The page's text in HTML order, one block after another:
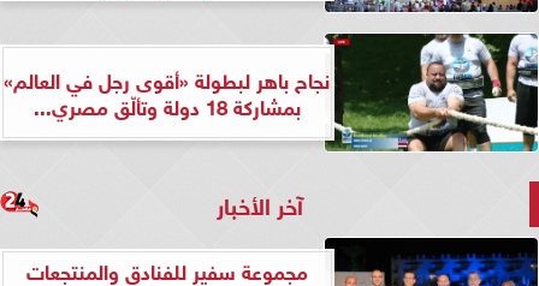
نجاح باهر لبطولة «أقوى رجل في العالم»
بمشاركة 18 دولة وتألّق مصري...
آخر الأخبار
مجموعة سفير للفنادق والمنتجعات